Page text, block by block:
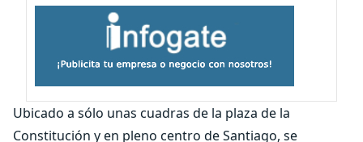
Ubicado a sólo unas cuadras de la plaza de la
Constitución y en pleno centro de Santiago, se